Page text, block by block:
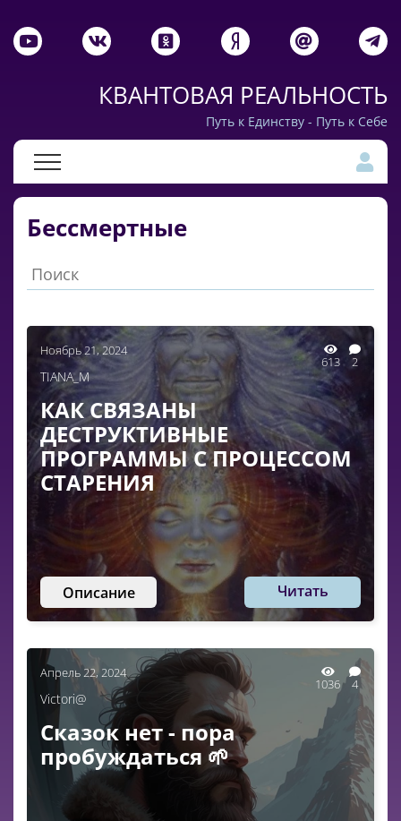
КВАНТОВАЯ РЕАЛЬНОСТЬ
Путь к Единству - Путь к Себе
Бессмертные
Ноябрь 21, 2024
613 2
TIANA_M
КАК СВЯЗАНЫ
ДЕСТРУКТИВНЫЕ
ПРОГРАММЫ С ПРОЦЕССОМ
СТАРЕНИЯ
Описание Читать
Апрель 22, 2024
1036 4
Victori@
Сказок нет - пора
пробуждаться 🌱